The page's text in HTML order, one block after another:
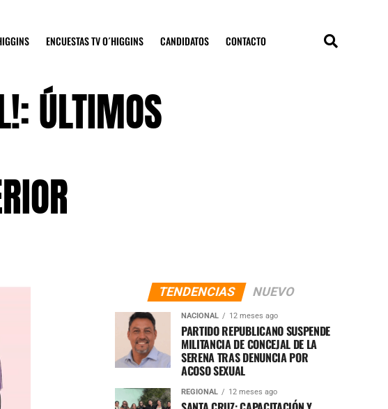
ENCUESTAS TV O´HIGGINS CANDIDATOS CONTACTO
ÚLTIMOS
TENDENCIAS NUEVO
NACIONAL 12 meses ago
PARTIDO REPUBLICANO SUSPENDE
MILITANCIA DE CONCEJAL DE LA
SERENA TRAS DENUNCIA POR
ACOSO SEXUAL
REGIONAL 12 meses ago